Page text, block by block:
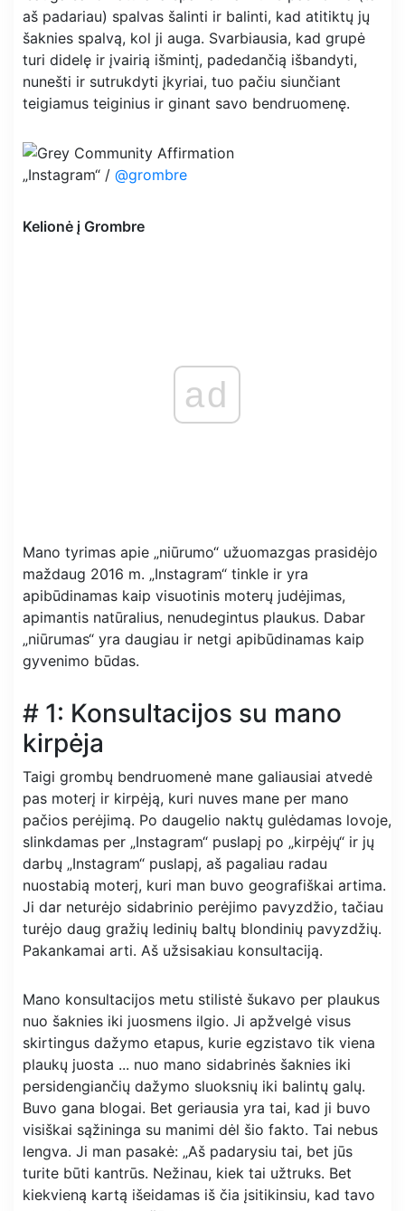
aš padariau) spalvas šalinti ir balinti, kad atitiktų jų
šaknies spalvą, kol ji auga. Svarbiausia, kad grupė
turi didelę ir įvairią išmintį, padedančią išbandyti,
nunešti ir sutrukdyti įkyriai, tuo pačiu siunčiant
teigiamus teiginius ir ginant savo bendruomenę.
„Instagram“ / @grombre
Kelionė į Grombre
ad
Mano tyrimas apie „niūrumo“ užuomazgas prasidėjo
maždaug 2016 m. „Instagram“ tinkle ir yra
apibūdinamas kaip visuotinis moterų judėjimas,
apimantis natūralius, nenudegintus plaukus. Dabar
„niūrumas“ yra daugiau ir netgi apibūdinamas kaip
gyvenimo būdas.
# 1: Konsultacijos su mano
kirpėja
Taigi grombų bendruomenė mane galiausiai atvedė
pas moterį ir kirpėją, kuri nuves mane per mano
pačios perėjimą. Po daugelio naktų gulėdamas lovoje,
slinkdamas per „Instagram“ puslapį po „kirpėjų“ ir jų
darbų „Instagram“ puslapį, aš pagaliau radau
nuostabią moterį, kuri man buvo geografiškai artima.
Ji dar neturėjo sidabrinio perėjimo pavyzdžio, tačiau
turėjo daug gražių ledinių baltų blondinių pavyzdžių.
Pakankamai arti. Aš užsisakiau konsultaciją.
Mano konsultacijos metu stilistė šukavo per plaukus
nuo šaknies iki juosmens ilgio. Ji apžvelgė visus
skirtingus dažymo etapus, kurie egzistavo tik viena
plaukų juosta ... nuo mano sidabrinės šaknies iki
persidengiančių dažymo sluoksnių iki balintų galų.
Buvo gana blogai. Bet geriausia yra tai, kad ji buvo
visiškai sąžininga su manimi dėl šio fakto. Tai nebus
lengva. Ji man pasakė: „Aš padarysiu tai, bet jūs
turite būti kantrūs. Nežinau, kiek tai užtruks. Bet
kiekvieną kartą išeidamas iš čia įsitikinsiu, kad tavo